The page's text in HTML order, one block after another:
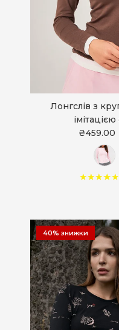
Лонгслів з
₴459.00
40% знижки